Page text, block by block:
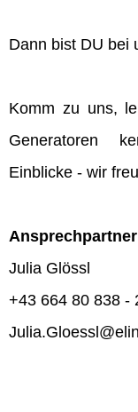
Dann bist DU bei
Komm zu uns,
Generatoren
Einblicke - wir
Julia Glössl
+43 664 80 838 -